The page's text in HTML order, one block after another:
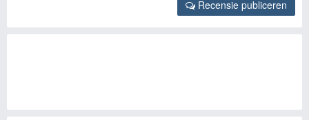
Recensie publiceren